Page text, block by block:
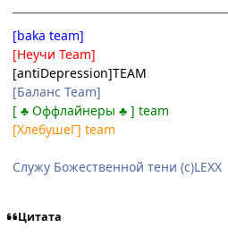
[baka team]
[Неучи Team]
[antiDepression]TEAM
[Баланс Team]
[ ♣ Оффлайнеры ♣ ] team
[ХлебушеГ] team
Служу Божественной тени (с)LEXX
Цитата